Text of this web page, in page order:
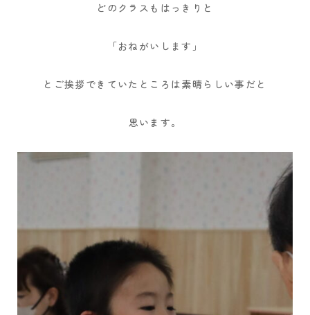
どのクラスもはっきりと
「おねがいします」
とご挨拶できていたところは素晴らしい事だと
思います。